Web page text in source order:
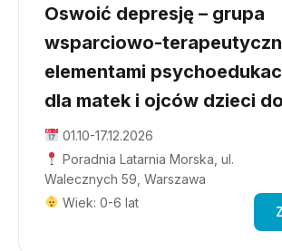
Oswoić depresję – grupa
wsparciowo-
elementami
dla matek i ojców dzieci
01.10-17.12.2026
Poradnia Latarnia Morska, ul.
Walecznych 59, Warszawa
Wiek: 0-6 lat